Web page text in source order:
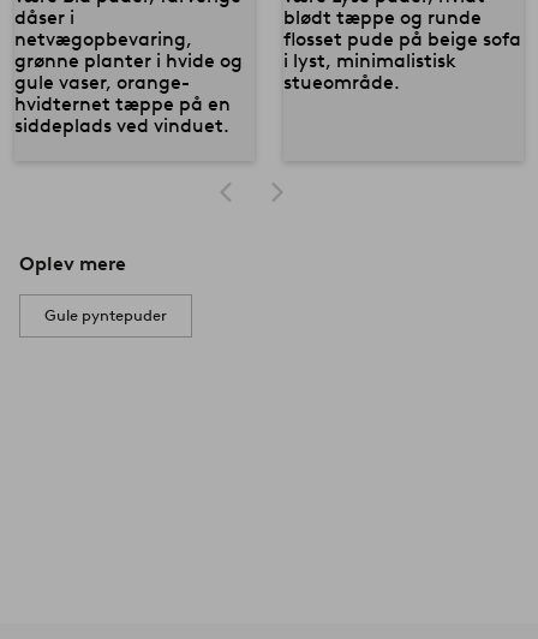
Oplev mere
Gule pyntepuder